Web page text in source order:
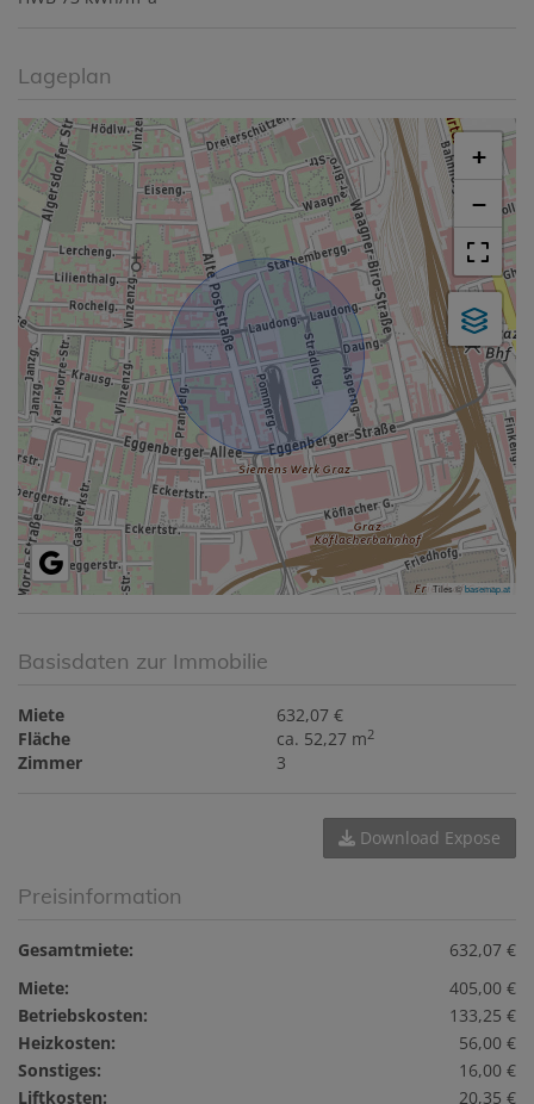
Lageplan
+
−
Tiles ©basemap.at
Basisdaten zur Immobilie
Miete
632,07 €
Fläche
ca. 52,27 m2
Zimmer 3
Download Expose
Preisinformation
Gesamtmiete:
632,07 €
Miete:
405,00 €
Betriebskosten:
133,25 €
Heizkosten:
56,00 €
Sonstiges:
16,00 €
Liftkosten:
20,35 €